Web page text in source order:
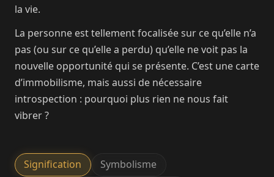
la vie.
La personne est tellement focalisée sur ce qu’elle n’a
pas (ou sur ce qu’elle a perdu) qu’elle ne voit pas la
nouvelle opportunité qui se présente. C’est une carte
d’immobilisme, mais aussi de nécessaire
introspection : pourquoi plus rien ne nous fait
vibrer ?
Signification
Symbolisme